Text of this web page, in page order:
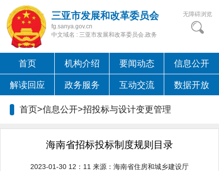
三亚市发展和改革委员会
fg.sanya.gov.cn
中文域名 : 三亚市发展和改革委员会.政务
无障碍浏览
首页 机构介绍 要闻动态 信息公开
解读回应 政务服务 互动交流 数据开放
首页>信息公开>招投标与设计变更管理
海南省招标投标制度规则目录
2023-01-30 12：11 来源： 海南省住房和城乡建设厅